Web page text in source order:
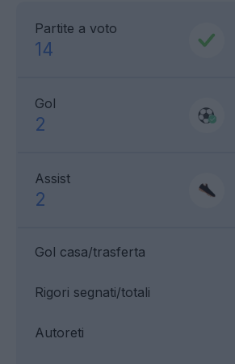
Partite a voto
14
Gol
2
Assist
2
Gol casa/trasferta
Rigori segnati/totali
Autoreti